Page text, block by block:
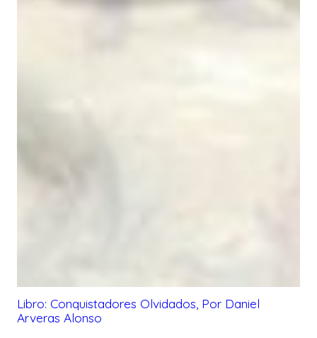
Libro: Conquistadores Olvidados, Por Daniel
Arveras Alonso